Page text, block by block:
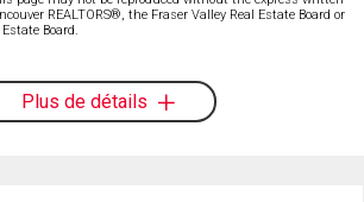
REALTORS®, the Fraser Valley Real Estate Board or
Board.
Plus de détails